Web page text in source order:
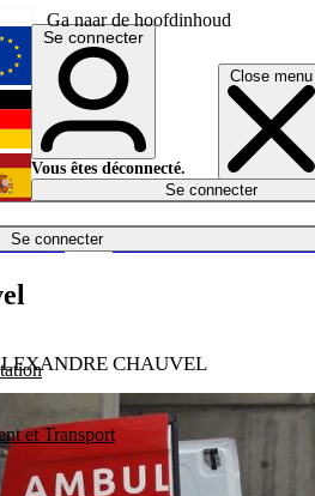
Ga naar de hoofdinhoud
Close menu
Se connecter
et Transport
English
Deutsch
Español
Se connecter
Vous êtes déconnecté.
Se connecter
CHAUVEL